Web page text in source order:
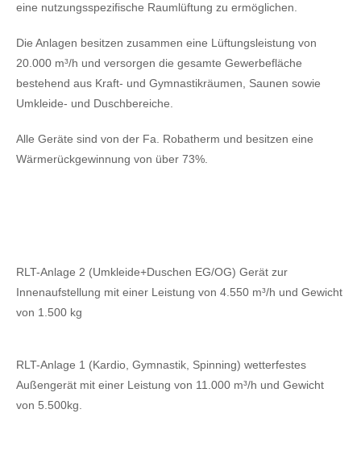
eine nutzungsspezifische Raumlüftung zu ermöglichen.
Die Anlagen besitzen zusammen eine Lüftungsleistung von
20.000 m³/h und versorgen die gesamte Gewerbefläche
bestehend aus Kraft- und Gymnastikräumen, Saunen sowie
Umkleide- und Duschbereiche.
Alle Geräte sind von der Fa. Robatherm und besitzen eine
Wärmerückgewinnung von über 73%.
RLT-Anlage 2 (Umkleide+Duschen EG/OG) Gerät zur
Innenaufstellung mit einer Leistung von 4.550 m³/h und Gewicht
von 1.500 kg
RLT-Anlage 1 (Kardio, Gymnastik, Spinning) wetterfestes
Außengerät mit einer Leistung von 11.000 m³/h und Gewicht
von 5.500kg.